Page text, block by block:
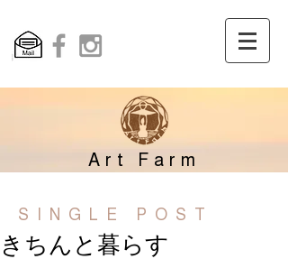
Art Farm
SINGLE POST
きちんと暮らす